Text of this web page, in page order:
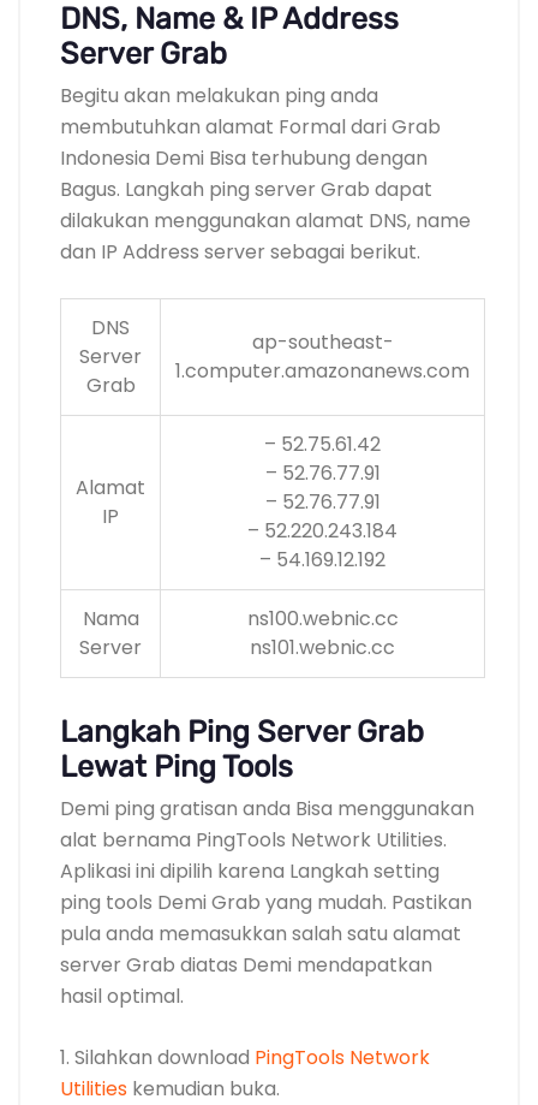
DNS, Name & IP Address
Server Grab
Begitu akan melakukan ping anda
membutuhkan alamat Formal dari Grab
Indonesia Demi Bisa terhubung dengan
Bagus. Langkah ping server Grab dapat
dilakukan menggunakan alamat DNS, name
dan IP Address server sebagai berikut.
DNS
Server
Grab
ap-southeast-
1.computer.amazonanews.com
Alamat
IP
– 52.75.61.42
– 52.76.77.91
– 52.76.77.91
– 52.220.243.184
– 54.169.12.192
Nama
Server
ns100.webnic.cc
ns101.webnic.cc
Langkah Ping Server Grab
Lewat Ping Tools
Demi ping gratisan anda Bisa menggunakan
alat bernama PingTools Network Utilities.
Aplikasi ini dipilih karena Langkah setting
ping tools Demi Grab yang mudah. Pastikan
pula anda memasukkan salah satu alamat
server Grab diatas Demi mendapatkan
hasil optimal.
1. Silahkan download PingTools Network
Utilities kemudian buka.